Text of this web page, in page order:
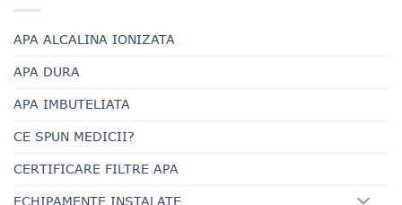
APA ALCALINA IONIZATA
APA DURA
APA IMBUTELIATA
CE SPUN MEDICII?
CERTIFICARE FILTRE APA